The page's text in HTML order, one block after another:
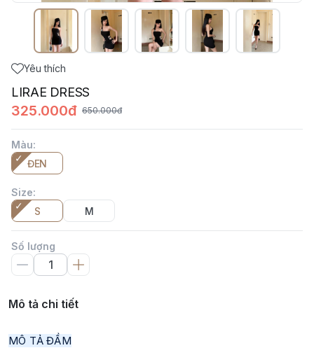
Yêu thích
LIRAE DRESS
325.000đ 650.000đ
Màu:
ĐEN
Size:
S
M
Số lượng
Mô tả chi tiết
MÔ TẢ ĐẦM